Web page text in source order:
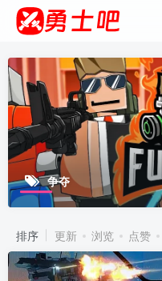
争夺
排序 更新 浏览 点赞